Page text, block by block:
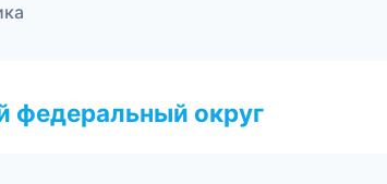
федеральный округ